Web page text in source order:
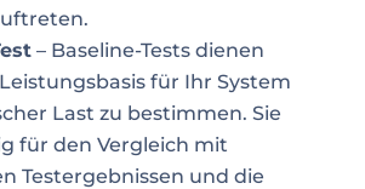
– Baseline-Tests dienen
für Ihr System
Last zu bestimmen. Sie
für den Vergleich mit
Testergebnissen und die